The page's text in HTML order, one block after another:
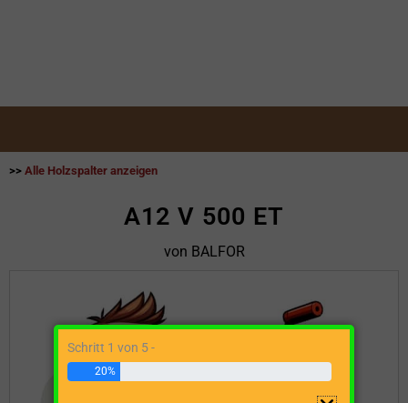
>> Alle Holzspalter anzeigen
A12 V 500 ET
von BALFOR
Schritt 1 von 5 -
20%